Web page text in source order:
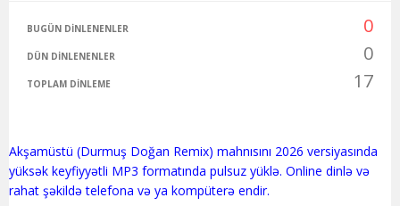
BUGÜN DINLENENLER 0
DÜN DINLENENLER 0
TOPLAM DINLEME 17
Akşamüstü (Durmuş Doğan Remix) mahnısını 2026 versiyasında
yüksək keyfiyyətli MP3 formatında pulsuz yüklə. Online dinlə və
rahat şəkildə telefona və ya kompüterə endir.